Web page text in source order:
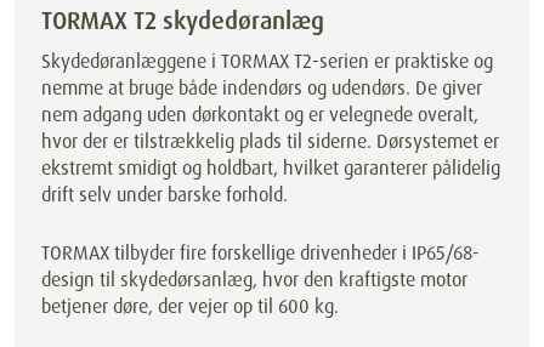
TORMAX T2 skydedøranlæg
Skydedøranlæggene i TORMAX T2-serien er praktiske og
nemme at bruge både indendørs og udendørs. De giver
nem adgang uden dørkontakt og er velegnede overalt,
hvor der er tilstrækkelig plads til siderne. Dørsystemet er
ekstremt smidigt og holdbart, hvilket garanterer pålidelig
drift selv under barske forhold.
TORMAX tilbyder fire forskellige drivenheder i IP65/68-
design til skydedørsanlæg, hvor den kraftigste motor
betjener døre, der vejer op til 600 kg.